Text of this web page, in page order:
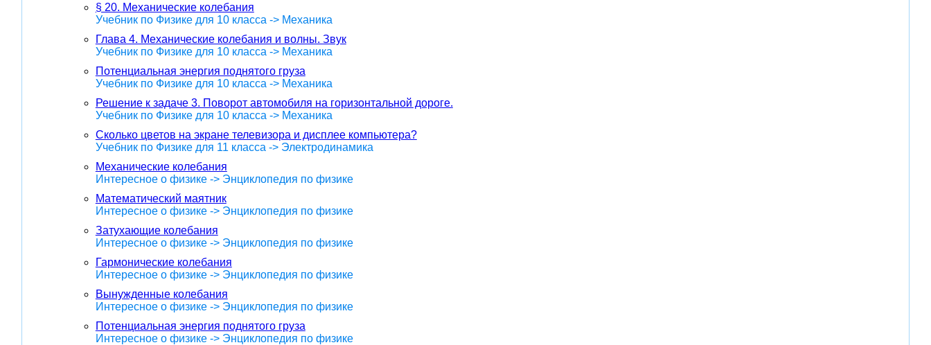
§ 20. Механические колебания
Учебник по Физике для 10 класса -> Механика
Глава 4. Механические колебания и волны. Звук
Учебник по Физике для 10 класса -> Механика
Потенциальная энергия поднятого груза
Учебник по Физике для 10 класса -> Механика
Решение к задаче 3. Поворот автомобиля на горизонтальной дороге.
Учебник по Физике для 10 класса -> Механика
Сколько цветов на экране телевизора и дисплее компьютера?
Учебник по Физике для 11 класса -> Электродинамика
Механические колебания
Интересное о физике -> Энциклопедия по физике
Математический маятник
Интересное о физике -> Энциклопедия по физике
Затухающие колебания
Интересное о физике -> Энциклопедия по физике
Гармонические колебания
Интересное о физике -> Энциклопедия по физике
Вынужденные колебания
Интересное о физике -> Энциклопедия по физике
Потенциальная энергия поднятого груза
Интересное о физике -> Энциклопедия по физике